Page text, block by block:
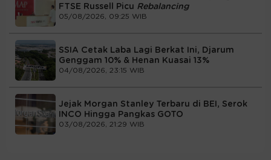
FTSE Russell Picu Rebalancing
05/08/2026, 09:25 WIB
SSIA Cetak Laba Lagi Berkat Ini, Djarum
Genggam 10% & Henan Kuasai 13%
04/08/2026, 23:15 WIB
Jejak Morgan Stanley Terbaru di BEI, Serok
INCO Hingga Pangkas GOTO
03/08/2026, 21:29 WIB